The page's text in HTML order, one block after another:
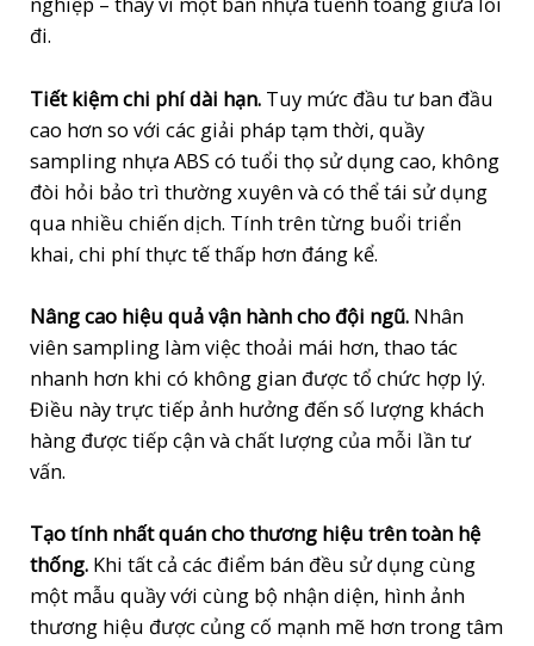
đi.
Tiết kiệm chi phí dài hạn. Tuy mức đầu tư ban đầu
cao hơn so với các giải pháp tạm thời, quầy
sampling nhựa ABS có tuổi thọ sử dụng cao, không
đòi hỏi bảo trì thường xuyên và có thể tái sử dụng
qua nhiều chiến dịch. Tính trên từng buổi triển
khai, chi phí thực tế thấp hơn đáng kể.
Nâng cao hiệu quả vận hành cho đội ngũ. Nhân
viên sampling làm việc thoải mái hơn, thao tác
nhanh hơn khi có không gian được tổ chức hợp lý.
Điều này trực tiếp ảnh hưởng đến số lượng khách
hàng được tiếp cận và chất lượng của mỗi lần tư
vấn.
Tạo tính nhất quán cho thương hiệu trên toàn hệ
thống. Khi tất cả các điểm bán đều sử dụng cùng
một mẫu quầy với cùng bộ nhận diện, hình ảnh
thương hiệu được củng cố mạnh mẽ hơn trong tâm